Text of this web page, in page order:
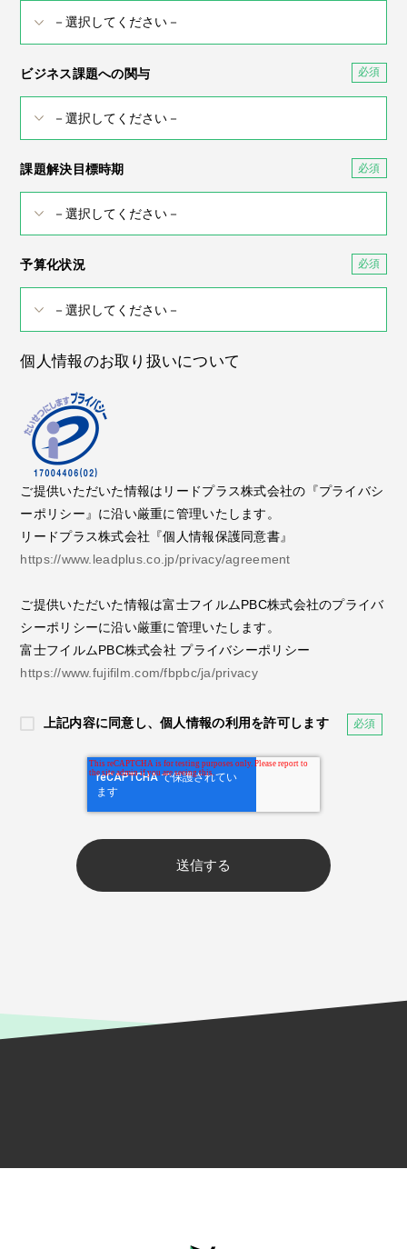
ビジネス課題への関与
課題解決目標時期
予算化状況
個人情報のお取り扱いについて
ご提供いただいた情報はリードプラス株式会社の『プライバシ
ーポリシー』に沿い厳重に管理いたします。
リードプラス株式会社『個人情報保護同意書』
https://www.leadplus.co.jp/privacy/agreement
ご提供いただいた情報は富士フイルムPBC株式会社のプライバ
シーポリシーに沿い厳重に管理いたします。
富士フイルムPBC株式会社 プライバシーポリシー
https://www.fujifilm.com/fbpbc/ja/privacy
上記内容に同意し、個人情報の利用を許可します